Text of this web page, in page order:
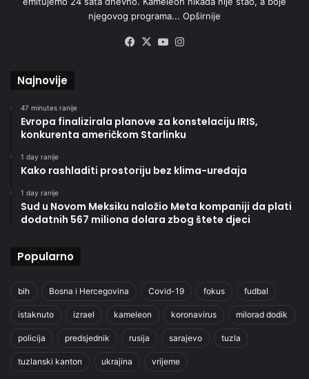
njegovog programa... Opširnije
Facebook
X YouTube
Najnovije
47 minutes ranije
Evropa finalizirala planove za konstelaciju IRIS,
konkurenta američkom Starlinku
1 day ranije
Kako rashladiti prostoriju bez klima-uređaja
1 day ranije
Sud u Novom Meksiku naložio Meta kompaniji da plati
dodatnih 567 miliona dolara zbog štete djeci
Popularno
bih Bosna i Hercegovina Covid-19 fokus fudbal
istaknuto izrael kameleon koronavirus milorad dodik
policija predsjednik rusija sarajevo tuzla
tuzlanski kanton ukrajina vrijeme